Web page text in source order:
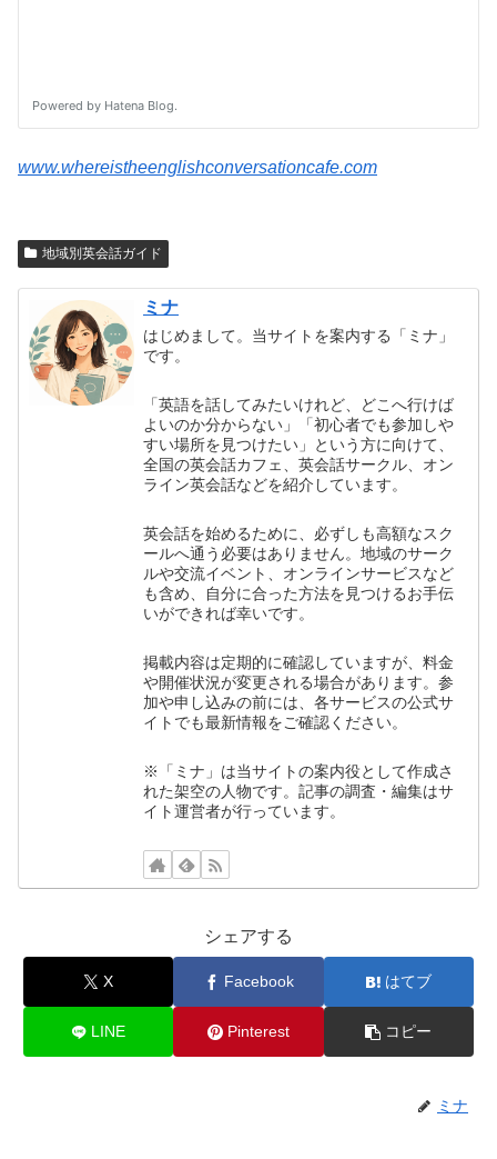
www.whereistheenglishconversationcafe.com
地域別英会話ガイド
ミナ
はじめまして。当サイトを案内する「ミナ」
です。
「英語を話してみたいけれど、どこへ行けば
よいのか分からない」「初心者でも参加しや
すい場所を見つけたい」という方に向けて、
全国の英会話カフェ、英会話サークル、オン
ライン英会話などを紹介しています。
英会話を始めるために、必ずしも高額なスク
ールへ通う必要はありません。地域のサーク
ルや交流イベント、オンラインサービスなど
も含め、自分に合った方法を見つけるお手伝
いができれば幸いです。
掲載内容は定期的に確認していますが、料金
や開催状況が変更される場合があります。参
加や申し込みの前には、各サービスの公式サ
イトでも最新情報をご確認ください。
※「ミナ」は当サイトの案内役として作成さ
れた架空の人物です。記事の調査・編集はサ
イト運営者が行っています。
シェアする
X Facebook はてブ
LINE Pinterest コピー
ミナ